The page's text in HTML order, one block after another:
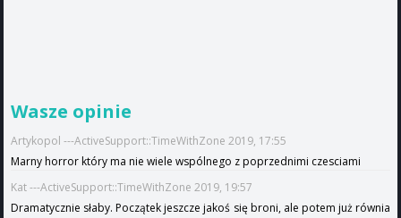
Wasze opinie
Artykopol ---ActiveSupport::TimeWithZone 2019, 17:55
Marny horror który ma nie wiele wspólnego z poprzednimi czesciami
Kat ---ActiveSupport::TimeWithZone 2019, 19:57
Dramatycznie słaby. Początek jeszcze jakoś się broni, ale potem już równia